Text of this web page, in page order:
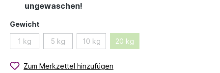
ungewaschen!
Gewicht
1 kg 5 kg 10 kg 20 kg
Zum Merkzettel hinzufügen